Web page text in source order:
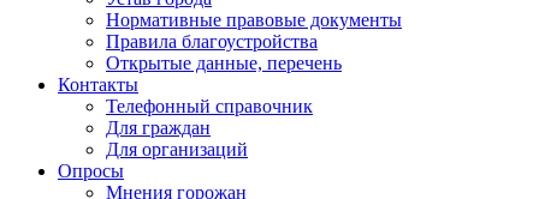
Нормативные правовые документы
Правила благоустройства
Открытые данные, перечень
Контакты
Телефонный справочник
Для граждан
Для организаций
Опросы
Мнения горожан